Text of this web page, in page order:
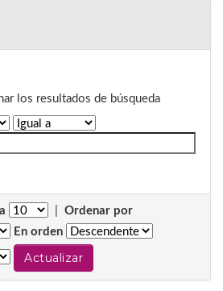
los resultados de búsqueda
Ordenar por
En orden